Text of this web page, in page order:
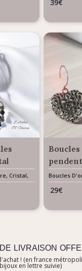
39€
Cristal,
dentelle
Boucles
Résine &
29€
LIVRAISON
! (en france
en lettre suivie)